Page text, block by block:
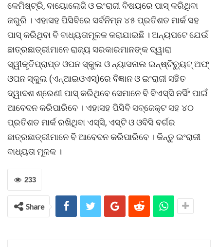
କେମିଷ୍ଟ୍ରି, ବାୟୋଲୋଜି ଓ ଇଂରାଜୀ ବିଷୟରେ ପାସ୍ କରିଥିବା
ଜରୁରି । ଏହାସହ ପିସିବିରେ ସର୍ବନିମ୍ନ ୪୫ ପ୍ରତିଶତ ମାର୍କ ସହ
ପାସ୍ କରିଥିବା ବି ବାଧ୍ୟତାମୂଳକ କରାଯାଇଛି । ଅନ୍ୟପଟେ ଯେଉଁ
ଛାତ୍ରଛାତ୍ରୀମାନେ ରାଜ୍ୟ ସରକାରମାନଙ୍କ ଦ୍ୱାରା
ସ୍ୱୀକୃତିପ୍ରାପ୍ତ ଓପନ ସ୍କୁଲ ଓ ନ୍ୟାସନାଲ ଇନ୍ଷ୍ଟିଚ୍ୟୁଟ୍ ଅଫ୍
ଓପନ ସ୍କୁଲ (ଏନ୍ଆଇଓଏସ୍)ରେ ବିଜ୍ଞାନ ଓ ଇଂରାଜୀ ସହିତ
ଦ୍ୱାଦଶ ଶ୍ରେଣୀ ପାସ୍ କରିଥିବେ ସେମାନେ ବି ବିଏସ୍ସି ନର୍ସିଂ ପାଇଁ
ଆବେଦନ କରିପାରିବେ । ଏହାସହ ପିସିବି ସବ୍ଜେକ୍ଟ ସହ ୪୦
ପ୍ରତିଶତ ମାର୍କ ରଖିଥିବା ଏସ୍ସି, ଏସ୍ଟି ଓ ଓବିସି ବର୍ଗର
ଛାତ୍ରଛାତ୍ରୀମାନେ ବି ଆବେଦନ କରିପାରିବେ । କିନ୍ତୁ ଇଂରାଜୀ
ବାଧ୍ୟତା ମୂଳକ ।
233
Share